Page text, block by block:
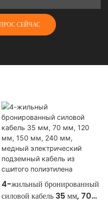
СЕЙЧАС
4-жильный бронированный
силовой кабель 35 мм, 70